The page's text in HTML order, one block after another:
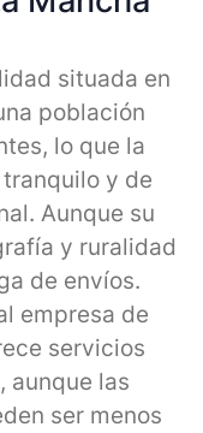
situada en
población
lo que la
y de
Aunque su
y ruralidad
de envíos.
empresa de
servicios
aunque las
ser menos